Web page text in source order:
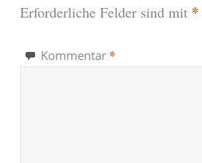
Erforderliche Felder sind mit *
Kommentar *